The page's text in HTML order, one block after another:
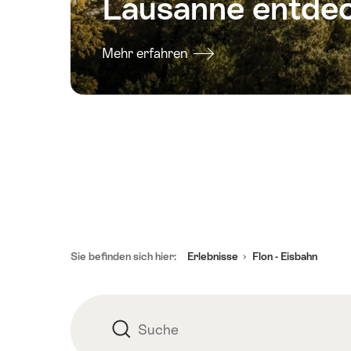
Lausanne
Mehr erfahren
Sie befinden sich hier: Erlebnisse Flon - Eisbahn
Suche Suche